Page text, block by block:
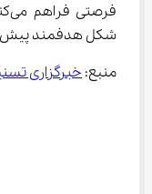
شکل هدفمند پیش
منبع: خبرگزاری